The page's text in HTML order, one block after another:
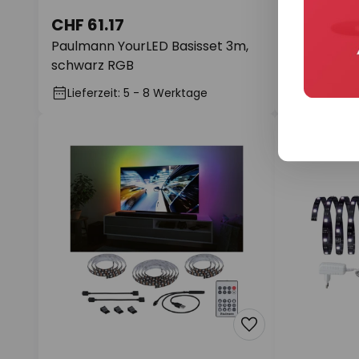
Paulmann YourLED Basisset 3m,
schwarz RGB
CHF 61.17
Lieferzeit: 5 - 8 Werktage
LED-Stripe
Auf Lager